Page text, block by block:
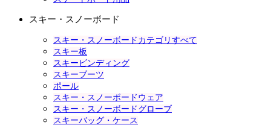
スキー・スノーボード
スキー・スノーボードカテゴリすべて
スキー板
スキービンディング
スキーブーツ
ポール
スキー・スノーボードウェア
スキー・スノーボードグローブ
スキーバッグ・ケース